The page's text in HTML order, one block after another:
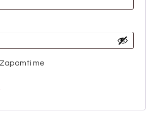
Zapamti me